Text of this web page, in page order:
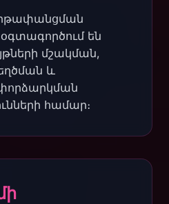
են
մշակման,
և
համար։